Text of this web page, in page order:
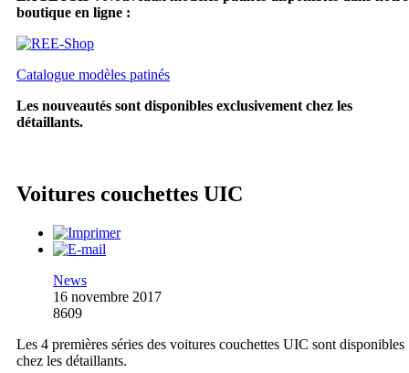
boutique en ligne :
Catalogue modèles patinés
Les nouveautés sont disponibles exclusivement chez les
détaillants.
Voitures couchettes UIC
News
16 novembre 2017
8609
Les 4 premières séries des voitures couchettes UIC sont disponibles
chez les détaillants.